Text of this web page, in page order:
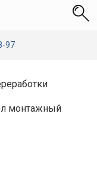
97
монтажный